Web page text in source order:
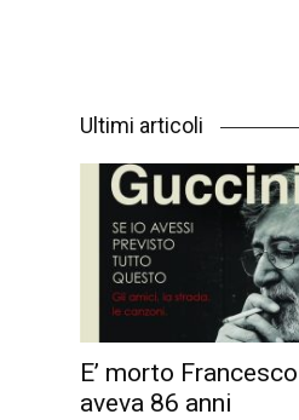
Ultimi articoli
E’ morto
aveva 86 anni